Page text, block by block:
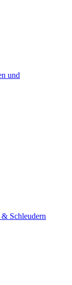
Schleudern